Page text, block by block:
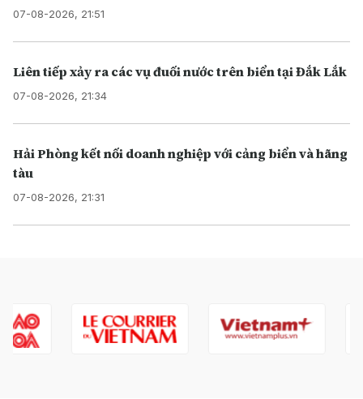
07-08-2026, 21:51
Liên tiếp xảy ra các vụ đuối nước trên biển tại Đắk Lắk
07-08-2026, 21:34
Hải Phòng kết nối doanh nghiệp với cảng biển và hãng
tàu
07-08-2026, 21:31